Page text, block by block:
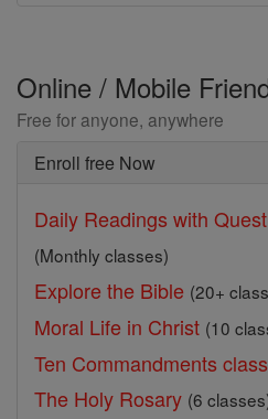
Online / Mobile
Free for anyone, anywhere
Enroll free Now
Daily Readings with
(Monthly classes)
Explore the Bible (20+
Moral Life in Christ (10
Ten Commandments class
The Holy Rosary (6